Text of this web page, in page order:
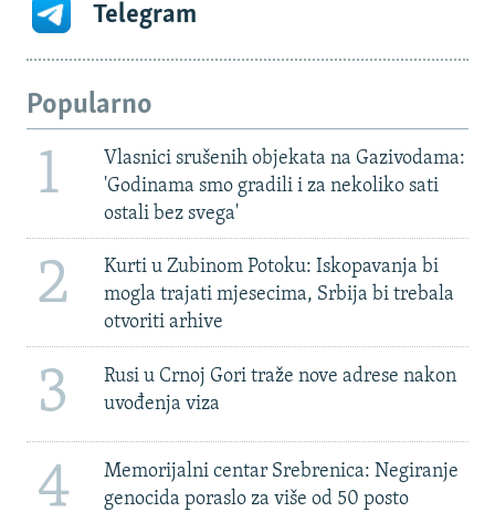
Telegram
Popularno
1
Vlasnici srušenih objekata na Gazivodama:
'Godinama smo gradili i za nekoliko sati
ostali bez svega'
2
Kurti u Zubinom Potoku: Iskopavanja bi
mogla trajati mjesecima, Srbija bi trebala
otvoriti arhive
3
Rusi u Crnoj Gori traže nove adrese nakon
uvođenja viza
4
Memorijalni centar Srebrenica: Negiranje
genocida poraslo za više od 50 posto